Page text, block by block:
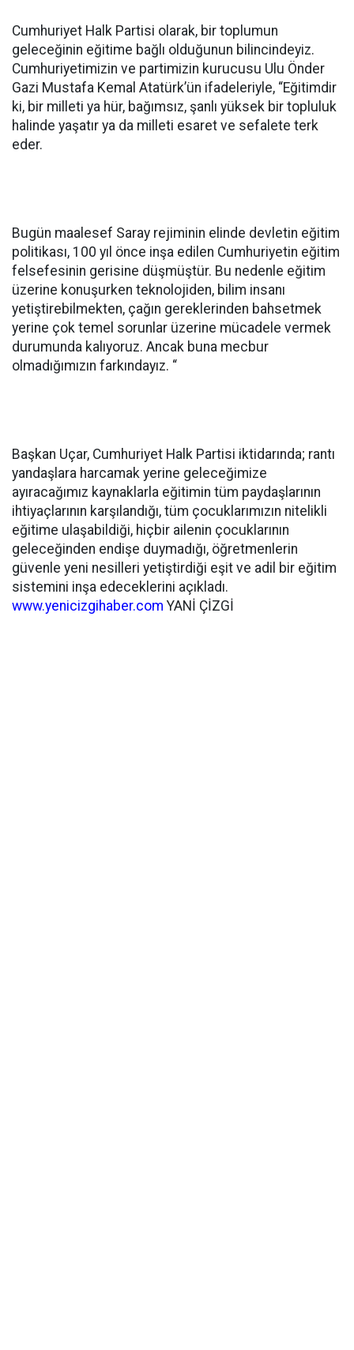
Cumhuriyet Halk Partisi olarak, bir toplumun
geleceğinin eğitime bağlı olduğunun bilincindeyiz.
Cumhuriyetimizin ve partimizin kurucusu Ulu Önder
Gazi Mustafa Kemal Atatürk’ün ifadeleriyle, “Eğitimdir
ki, bir milleti ya hür, bağımsız, şanlı yüksek bir topluluk
halinde yaşatır ya da milleti esaret ve sefalete terk
eder.
Bugün maalesef Saray rejiminin elinde devletin eğitim
politikası, 100 yıl önce inşa edilen Cumhuriyetin eğitim
felsefesinin gerisine düşmüştür. Bu nedenle eğitim
üzerine konuşurken teknolojiden, bilim insanı
yetiştirebilmekten, çağın gereklerinden bahsetmek
yerine çok temel sorunlar üzerine mücadele vermek
durumunda kalıyoruz. Ancak buna mecbur
olmadığımızın farkındayız. “
Başkan Uçar, Cumhuriyet Halk Partisi iktidarında; rantı
yandaşlara harcamak yerine geleceğimize
ayıracağımız kaynaklarla eğitimin tüm paydaşlarının
ihtiyaçlarının karşılandığı, tüm çocuklarımızın nitelikli
eğitime ulaşabildiği, hiçbir ailenin çocuklarının
geleceğinden endişe duymadığı, öğretmenlerin
güvenle yeni nesilleri yetiştirdiği eşit ve adil bir eğitim
sistemini inşa edeceklerini açıkladı.
www.yenicizgihaber.com YANİ ÇİZGİ